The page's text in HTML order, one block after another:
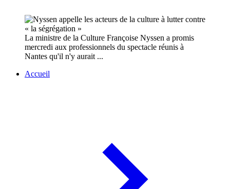
La ministre de la Culture Françoise Nyssen a promis
mercredi aux professionnels du spectacle réunis à
Nantes qu'il n'y aurait ...
Accueil